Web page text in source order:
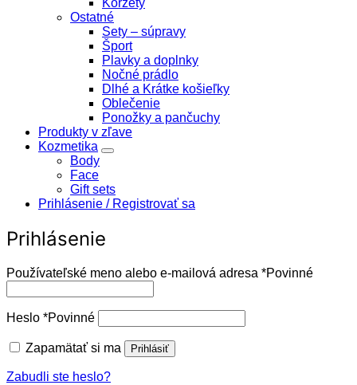
Korzety
Ostatné
Sety – súpravy
Šport
Plavky a doplnky
Nočné prádlo
Dlhé a Krátke košieľky
Oblečenie
Ponožky a pančuchy
Produkty v zľave
Kozmetika
Body
Face
Gift sets
Prihlásenie / Registrovať sa
Prihlásenie
Používateľské meno alebo e-mailová adresa *Povinné
Heslo *Povinné
Zapamätať si ma Prihlásiť
Zabudli ste heslo?